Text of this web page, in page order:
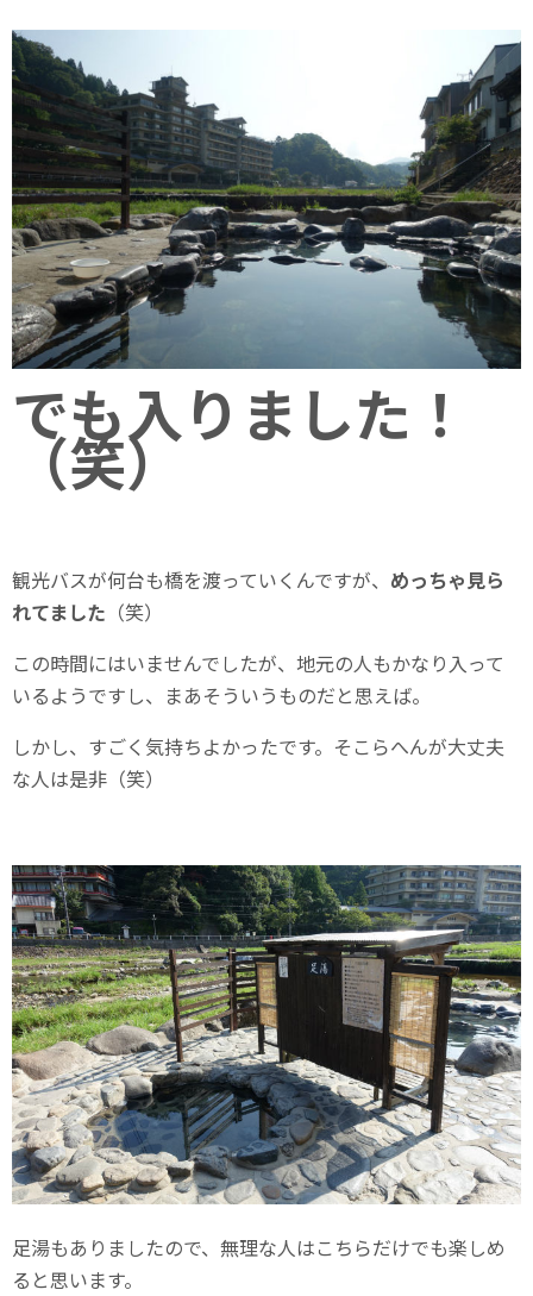
でも入りました！
（笑）
観光バスが何台も橋を渡っていくんですが、 めっちゃ見ら
れてました （笑）
この時間にはいませんでしたが、地元の人もかなり入って
いるようですし、まあそういうものだと思えば。
しかし、すごく気持ちよかったです。そこらへんが大丈夫
な人は是非（笑）
足湯もありましたので、無理な人はこちらだけでも楽しめ
ると思います。